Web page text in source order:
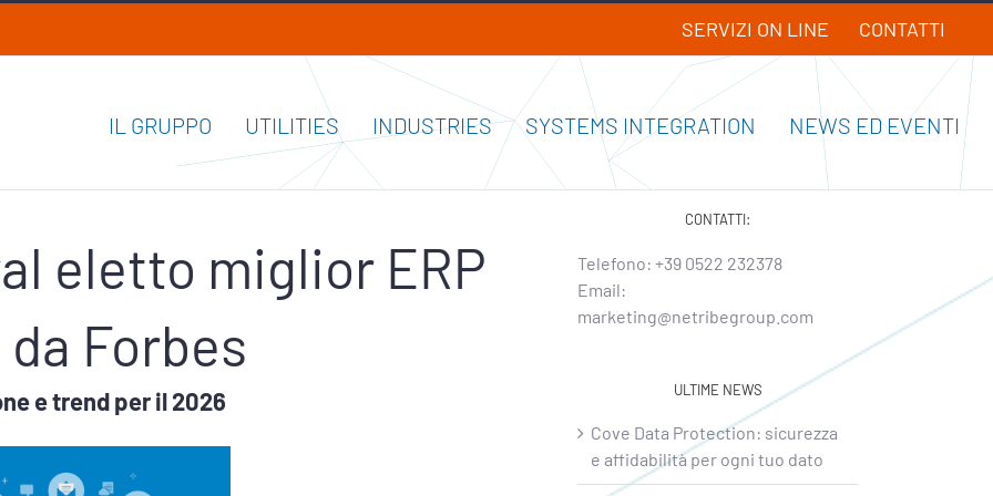
SERVIZI ON LINE CONTATTI
IL GRUPPO UTILITIES INDUSTRIES SYSTEMS INTEGRATION NEWS ED EVENTI
eletto miglior ERP
Forbes
e trend per il 2026
CONTATTI:
Telefono: +39 0522 232378
Email:
marketing@netribegroup.com
ULTIME NEWS
Cove Data Protection: sicurezza
e affidabilità per ogni tuo dato